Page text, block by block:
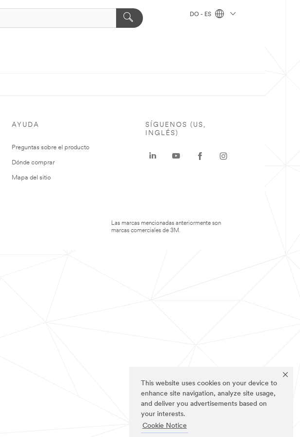
This website uses cookies on your device to
enhance site navigation, analyze site usage,
and deliver you advertisements based on
your interests.
Cookie Notice
DO - ES
AYUDA
Preguntas sobre el producto
Dónde comprar
Mapa del sitio
SÍGUENOS (US,
INGLÉS)
Las marcas mencionadas anteriormente son
marcas comerciales de 3M.